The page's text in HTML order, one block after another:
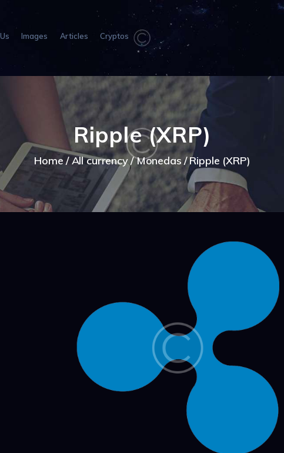
Images Articles Cryptos
Ripple (XRP)
Home All currency Monedas Ripple (XRP)
ABOUT US
ARTICLES
CRYPTOS